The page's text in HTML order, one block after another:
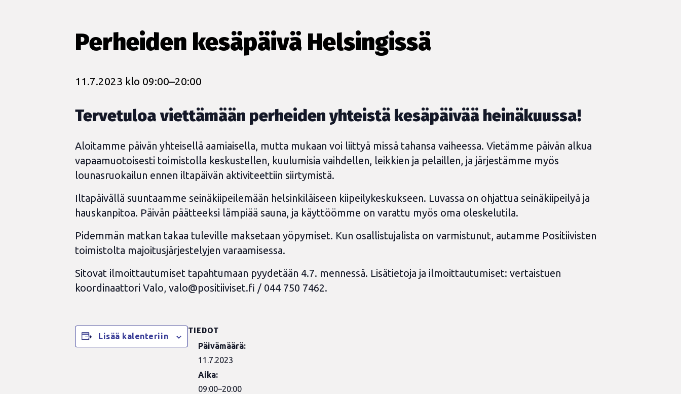
Perheiden kesäpäivä Helsingissä
11.7.2023 klo 09:00–20:00
Tervetuloa viettämään perheiden yhteistä kesäpäivää heinäkuussa!
Aloitamme päivän yhteisellä aamiaisella, mutta mukaan voi liittyä missä tahansa vaiheessa. Vietämme päivän alkua
vapaamuotoisesti toimistolla keskustellen, kuulumisia vaihdellen, leikkien ja pelaillen, ja järjestämme myös
lounasruokailun ennen iltapäivän aktiviteettiin siirtymistä.
Iltapäivällä suuntaamme seinäkiipeilemään helsinkiläiseen kiipeilykeskukseen. Luvassa on ohjattua seinäkiipeilyä ja
hauskanpitoa. Päivän päätteeksi lämpiää sauna, ja käyttöömme on varattu myös oma oleskelutila.
Pidemmän matkan takaa tuleville maksetaan yöpymiset. Kun osallistujalista on varmistunut, autamme Positiivisten
toimistolta majoitusjärjestelyjen varaamisessa.
Sitovat ilmoittautumiset tapahtumaan pyydetään 4.7. mennessä. Lisätietoja ja ilmoittautumiset: vertaistuen
koordinaattori Valo, valo@positiiviset.fi / 044 750 7462.
Lisää kalenteriin
TIEDOT
Päivämäärä:
11.7.2023
Aika:
09:00–20:00